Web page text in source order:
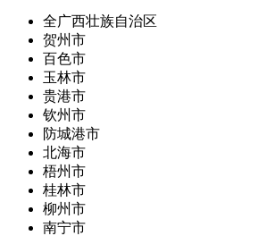
全广西壮族自治区
贺州市
百色市
玉林市
贵港市
钦州市
防城港市
北海市
梧州市
桂林市
柳州市
南宁市